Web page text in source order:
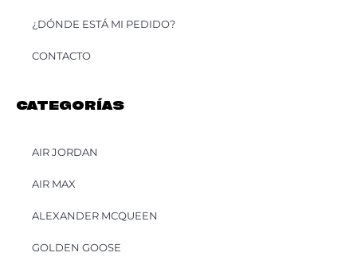
¿DÓNDE ESTÁ MI PEDIDO?
CONTACTO
CATEGORÍAS
AIR JORDAN
AIR MAX
ALEXANDER MCQUEEN
GOLDEN GOOSE